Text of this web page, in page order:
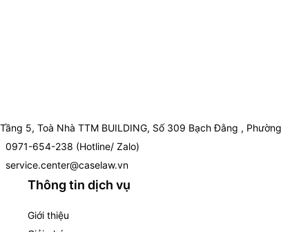
Tầng 5, Toà Nhà TTM BUILDING, Số 309 Bạch Đằng ,
0971-654-238 (Hotline/ Zalo)
service.center@caselaw.vn
Thông tin dịch vụ
Giới thiệu